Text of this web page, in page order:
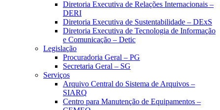
Diretoria Executiva de Relações Internacionais –
DERI
Diretoria Executiva de Sustentabilidade – DExS
Diretoria Executiva de Tecnologia de Informação
e Comunicação – Detic
Legislação
Procuradoria Geral – PG
Secretaria Geral – SG
Serviços
Arquivo Central do Sistema de Arquivos –
SIARQ
Centro para Manutenção de Equipamentos –